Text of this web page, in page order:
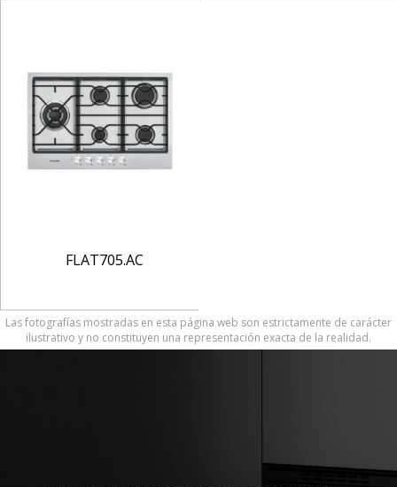
FLAT705.AC
Las fotografías mostradas en esta página web son estrictamente de carácter
ilustrativo y no constituyen una representación exacta de la realidad.